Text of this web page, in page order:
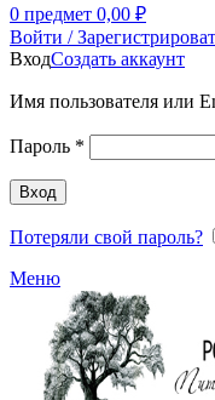
0 предмет 0,00 ₽
Войти /
ВходСоздать аккаунт
Имя пользователя или
Пароль *
Вход
Потеряли свой пароль?
Меню